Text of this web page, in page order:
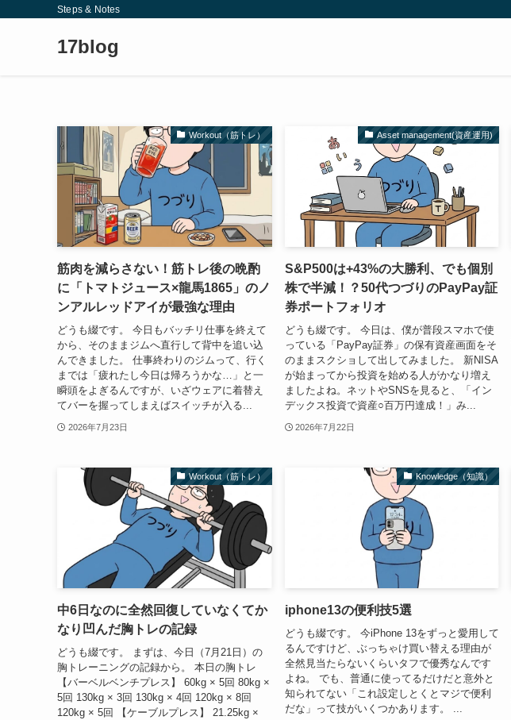
Steps & Notes
17blog
Workout（筋トレ）
筋肉を減らさない！筋トレ後の晩酌
に「トマトジュース×龍馬1865」のノ
ンアルレッドアイが最強な理由
どうも綴です。 今日もバッチリ仕事を終えて
から、そのままジムへ直行して背中を追い込
んできました。 仕事終わりのジムって、行く
までは「疲れたし今日は帰ろうかな…」と一
瞬頭をよぎるんですが、いざウェアに着替え
てバーを握ってしまえばスイッチが入る...
2026年7月23日
Asset management(資産運用)
S&P500は+43%の大勝利、でも個別
株で半減！？50代つづりのPayPay証
券ポートフォリオ
どうも綴です。 今日は、僕が普段スマホで使
っている「PayPay証券」の保有資産画面をそ
のままスクショして出してみました。 新NISA
が始まってから投資を始める人がかなり増え
ましたよね。ネットやSNSを見ると、「イン
デックス投資で資産○百万円達成！」み...
2026年7月22日
Workout（筋トレ）
中6日なのに全然回復していなくてか
なり凹んだ胸トレの記録
どうも綴です。 まずは、今日（7月21日）の
胸トレーニングの記録から。 本日の胸トレ
【バーベルベンチプレス】 60kg × 5回 80kg ×
5回 130kg × 3回 130kg × 4回 120kg × 8回
120kg × 5回 【ケーブルプレス】 21.25kg ×
Knowledge（知識）
iphone13の便利技5選
どうも綴です。 今iPhone 13をずっと愛用して
るんですけど、ぶっちゃけ買い替える理由が
全然見当たらないくらいタフで優秀なんです
よね。 でも、普通に使ってるだけだと意外と
知られてない「これ設定しとくとマジで便利
だな」って技がいくつかあります。 ...